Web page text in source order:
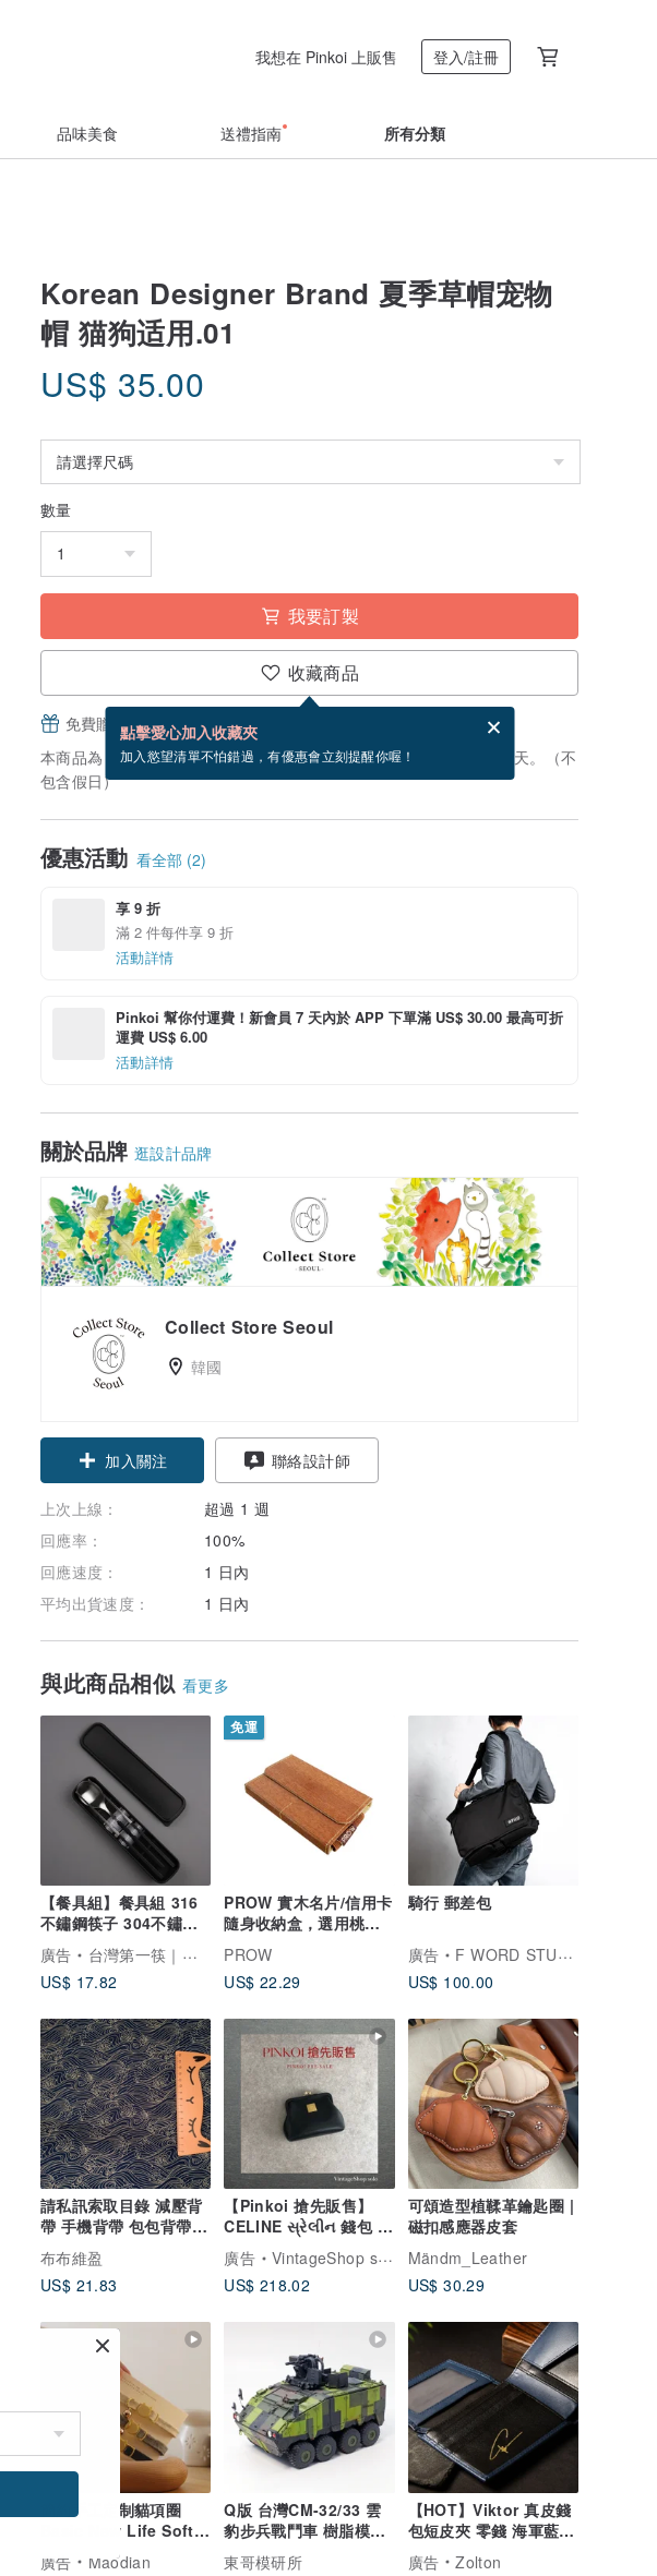
我想在 Pinkoi 上販售 登入/註冊
品味美食 送禮指南 所有分類
Korean Designer Brand 夏季草帽宠物
帽 猫狗适用.01
US$ 35.00
數量
我要訂製
收藏商品
點擊愛心加入收藏夾
加入慾望清單不怕錯過，有優惠會立刻提醒你喔！
免費贈送電子賀卡，結帳完成後填寫
本商品為「接單訂製」。付款後，從開始製作到寄出商品為 5 個工作天。（不
包含假日）
優惠活動 看全部 (2)
享 9 折
滿 2 件每件享 9 折
活動詳情
Pinkoi 幫你付運費！新會員 7 天內於 APP 下單滿 US$ 30.00 最高可折
運費 US$ 6.00
活動詳情
關於品牌 逛設計品牌
Collect Store Seoul
韓國
加入關注 聯絡設計師
上次上線：
超過 1 週
回應率：
100%
回應速度：
1 日內
平均出貨速度：
1 日內
與此商品相似 看更多
【餐具組】餐具組 316
不鏽鋼筷子 304不鏽鋼
湯匙 環保餐具
廣告
台灣第一筷｜筷子的領導品牌
US$ 17.82
免運
PROW 實木名片/信用卡
隨身收納盒，選用桃花
心木，磁吸式開蓋。
PROW
US$ 22.29
騎行 郵差包
廣告
F WORD STUDIO
US$ 100.00
請私訊索取目錄 減壓背
帶 手機背帶 包包背帶
烏克麗麗背帶 吉他
布布維盈
US$ 21.83
【Pinkoi 搶先販售】
CELINE સ્રેલીન 錢包 黑
色 標誌飾牌 皮革 ㄇ形
袋 零錢包 z4abfu
廣告
VintageShop solo 日本直送中古包專賣店
US$ 218.02
可頌造型植鞣革鑰匙圈 |
磁扣感應器皮套
Mändm_Leather
US$ 30.29
簡約手工定制貓項圈
Basic New Life Soft
Breakaway Cat Collar
廣告
Maodian
Q版 台灣CM-32/33 雲
豹步兵戰鬥車 樹脂模型
組裝套件(霸氣無人版)
東哥模研所
【HOT】Viktor 真皮錢
包短皮夾 零錢 海軍藍
客製化刻字
廣告
Zolton